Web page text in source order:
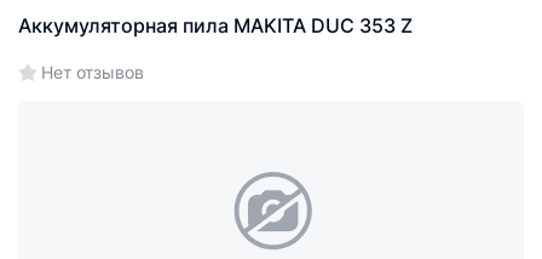
Аккумуляторная пила MAKITA DUC 353 Z
Нет отзывов